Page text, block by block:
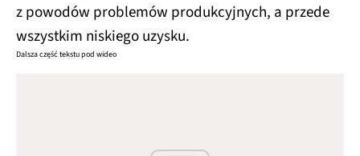
z powodów problemów produkcyjnych, a przede
wszystkim niskiego uzysku.
Dalsza część tekstu pod wideo